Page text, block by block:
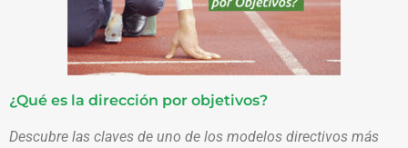
¿Qué es la dirección por objetivos?
Descubre las claves de uno de los modelos directivos más